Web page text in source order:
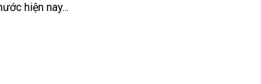
hiện nay...